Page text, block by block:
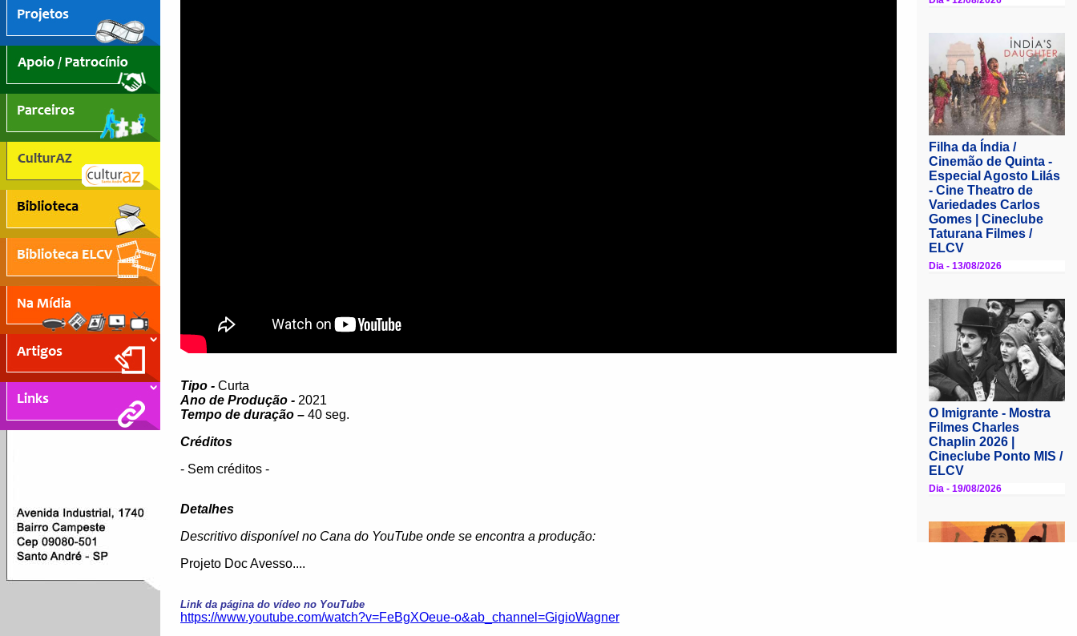
Tipo - Curta
Ano de Produção - 2021
Tempo de duração – 40 seg.
Créditos
- Sem créditos -
Detalhes
Descritivo disponível no Cana do YouTube onde se encontra a produção:
Projeto Doc Avesso....
Link da página do vídeo no YouTube
https://www.youtube.com/watch?v=FeBgXOeue-o&ab_channel=GigioWagner